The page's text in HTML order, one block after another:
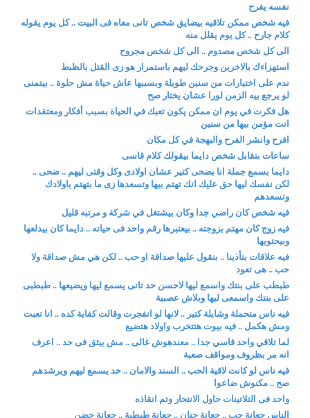
نفسه يفرح
فيه شخص ممكن تلاقيه بيضايق شخص تانى معاه فى البيت .. كل يوم يقوله
كلام جارح .. كل يوم يقلل منه
الى كل شخص مصدوم .. الى كل شخص مجروح
استهزاءك بالاخرين وجرحك ليهم باستمرار هو زى القتل بالظبط
ندم على اختيارات من سنين طويلة وبسببها عاش حياة مش حلوة .. بيتمنى
لو يرجع بيه الزمن لورا عشان يختار صح
هل فكرت في يوم ان ممكن يكون تعبك في الحياة بسبب أفكار ومعتقدات
انت مؤمن بيها من سنين
افرح وانشر الفرح والبهجة في كل مكان
ساعات بتقابل شخص دايما بيقولك كلام قاسى
دايما بسمع جملة انا بضحى كتير عشان اولادى وكل وقتى ليهم .. ضحى ..
لكن نفسك ليها حق عليك انك تهتم بيها وتسعدها زى ما بتهتم باولادك
وتسعدهم
فيه شخص كان راضي جدا وكان بيشتغل في شركة و مرتبه قليل
فيه زوج كان مهتم بزوجته .. بيعتبرها رقم واحد فى حياته .. دايما كان بيدلعها
وبيحتويها
فيه علاقات بتأذينا .. بنقول عليها صداقة او حب .. لكن هي مش صداقة ولا
حب .. هى تعود
طبطب على بنتك واسمع ليها لاحسن حد تانى يسمع ليها ويضيعها .. طبطبى
على بنتك واسمعى ليها وبلاش عصبية
فيه ناس متحملة وشايلة كتير .. لانها لو انفجرت وقالت كفاية كده .. انا تعبت
ومش هكمل .. فيه بيوت هتتخرب واولاد هتضيع
لما تلاقي واحد قاسي جدا .. معندهوش غالى .. مش بيثق فى حد .. اعرف
انه مر بظروف ومواقف صعبة
فيه ناس لو كانت لاقية الحب .. السند والامان .. حد يسمع ليهم ويرشدهم
صح .. مكنوش ضاعوا
واحد فى التلاتينات حاول الانتحار وتم انقاذه
الناس جعانة حب .. جعانة حنان .. جعانة طبطبة .. جعانة حضن